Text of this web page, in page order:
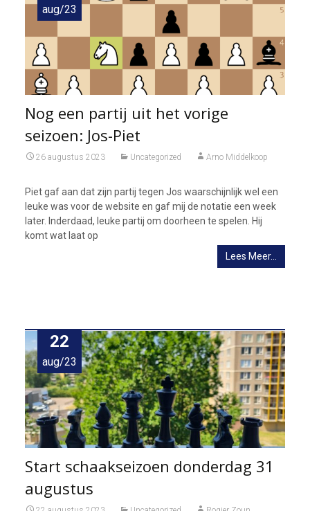
aug/23
Nog een partij uit het vorige
seizoen: Jos-Piet
26 augustus 2023 Uncategorized Arno Middelkoop
Piet gaf aan dat zijn partij tegen Jos waarschijnlijk wel een
leuke was voor de website en gaf mij de notatie een week
later. Inderdaad, leuke partij om doorheen te spelen. Hij
komt wat laat op
Lees Meer…
22
aug/23
Start schaakseizoen donderdag 31
augustus